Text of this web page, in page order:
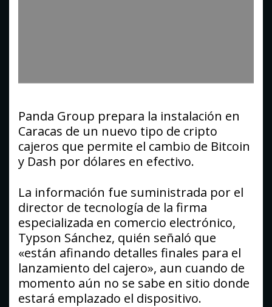
Panda Group prepara la instalación en
Caracas de un nuevo tipo de cripto
cajeros que permite el cambio de Bitcoin
y Dash por dólares en efectivo.
La información fue suministrada por el
director de tecnología de la firma
especializada en comercio electrónico,
Typson Sánchez, quién señaló que
«están afinando detalles finales para el
lanzamiento del cajero», aun cuando de
momento aún no se sabe en sitio donde
estará emplazado el dispositivo.